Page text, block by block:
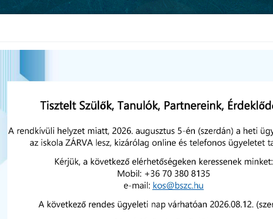
Károly
Iskola
november
A KÓS VÁLLALKOZÁSI
TANULÓI
2024, NOVEMBER 28
2024. november 18-án a Budapesti Gazdasági Szakképzési
Centrum Keleti Károly Közgazdasági Technikumában jártak a
Békéscsabai SZC Kós Károly Technikum és Szakképző Iskola 11.,